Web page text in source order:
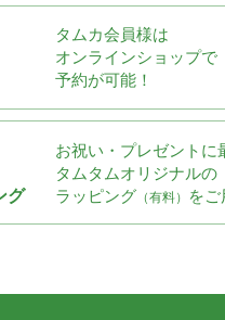
タムカ会員様は
オンラインショップで
予約が可能！
グ
お祝い・プレゼントに
タムタムオリジナルの
ラッピング （有料） を